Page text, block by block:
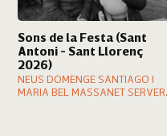
Sons de la Festa (Sant
Antoni - Sant Llorenç
2026)
NEUS DOMENGE SANTIAGO I
MARIA BEL MASSANET